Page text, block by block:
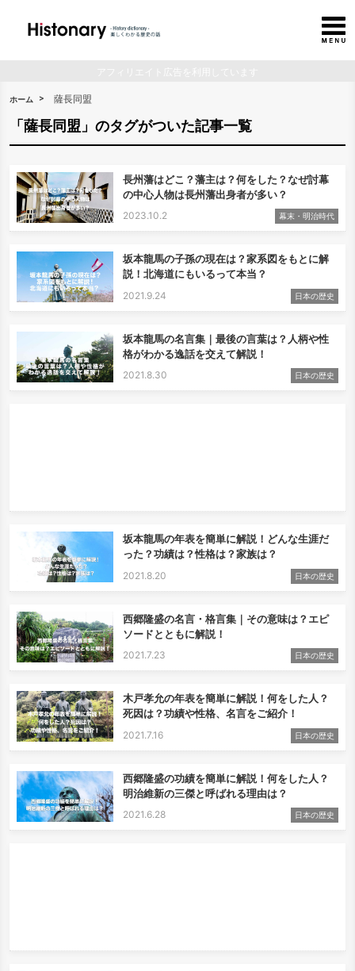
ホーム 薩長同盟
「薩長同盟」のタグがついた記事一覧
長州藩はどこ？藩主は？何をした？なぜ討幕
の中心人物は長州藩出身者が多い？
2023.10.2 幕末・明治時代
坂本龍馬の子孫の現在は？家系図をもとに解
説！北海道にもいるって本当？
2021.9.24 日本の歴史
坂本龍馬の名言集｜最後の言葉は？人柄や性
格がわかる逸話を交えて解説！
2021.8.30 日本の歴史
坂本龍馬の年表を簡単に解説！どんな生涯だ
った？功績は？性格は？家族は？
2021.8.20 日本の歴史
西郷隆盛の名言・格言集｜その意味は？エピ
ソードとともに解説！
2021.7.23 日本の歴史
木戸孝允の年表を簡単に解説！何をした人？
死因は？功績や性格、名言をご紹介！
2021.7.16 日本の歴史
西郷隆盛の功績を簡単に解説！何をした人？
明治維新の三傑と呼ばれる理由は？
2021.6.28 日本の歴史